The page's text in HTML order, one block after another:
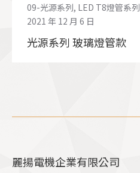
09-光源系列, LED T8燈管系列
2021 年 12 月 6 日
光源系列 玻璃燈管款
麗揚電機企業有限公司